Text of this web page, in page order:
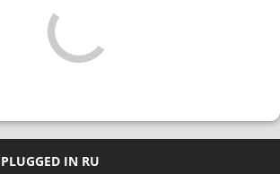
PLUGGED IN RU